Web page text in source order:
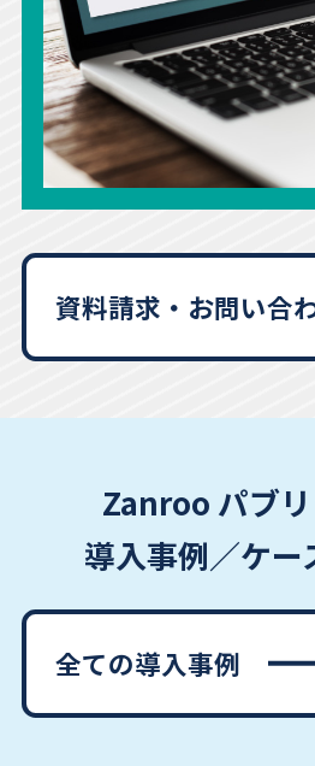
資料請求・お問い合
Zanroo パブ
導入事例／ケー
全ての導入事例